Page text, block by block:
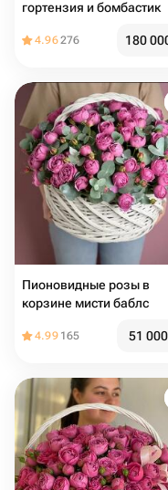
гортензия и бомбастик
4.96276 180
Пионовидные розы в
корзине мисти баблс
4.99 165 51 000